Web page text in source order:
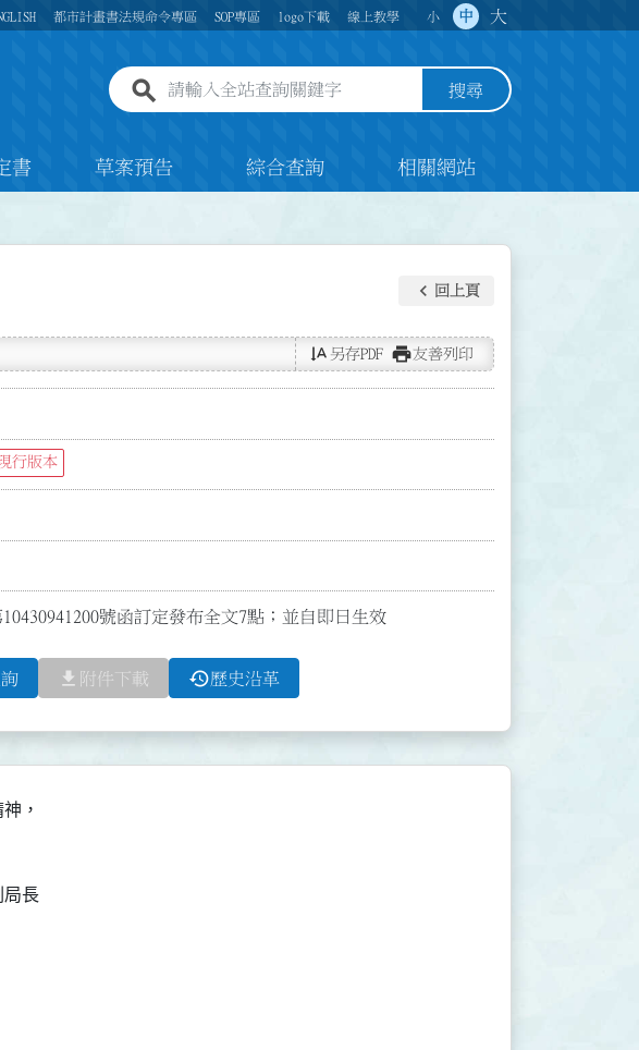
都市計畫書法規命令專區 SOP專區 logo下載 線上教學 小 中 大
全站查詢關鍵字欄位 搜尋
書 草案預告 綜合查詢 相關網站
keyboard_arrow_left 回上頁
text_rotate_vertical 另存PDF print友善列印
行版本
號函訂定發布全文7點；並自即日生效
file_download 附件下載 history歷史沿革
，
局長